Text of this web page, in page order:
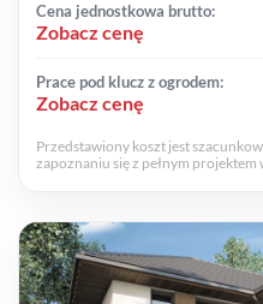
Cena jednostkowa brutto:
Zobacz cenę
Prace pod klucz z ogrodem:
Zobacz cenę
Przedstawiony koszt jest
zapoznaniu się z pełnym projektem